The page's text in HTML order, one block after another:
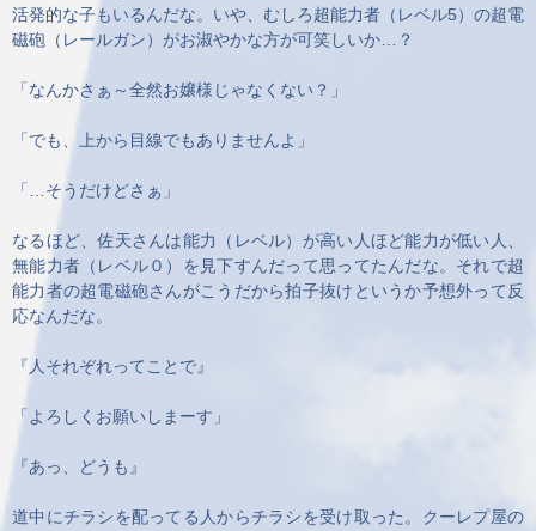
活発的な子もいるんだな。いや、むしろ超能力者（レベル5）の超電
磁砲（レールガン）がお淑やかな方が可笑しいか…？
「なんかさぁ～全然お嬢様じゃなくない？」
「でも、上から目線でもありませんよ」
「…そうだけどさぁ」
なるほど、佐天さんは能力（レベル）が高い人ほど能力が低い人、
無能力者（レベル０）を見下すんだって思ってたんだな。それで超
能力者の超電磁砲さんがこうだから拍子抜けというか予想外って反
応なんだな。
『人それぞれってことで』
「よろしくお願いしまーす」
『あっ、どうも』
道中にチラシを配ってる人からチラシを受け取った。クーレプ屋の